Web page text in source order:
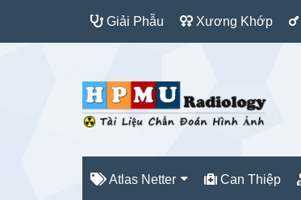
Giải Phẫu Xương Khớp
Atlas Netter Can Thiệp